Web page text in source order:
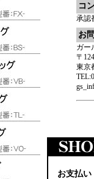
コ
承認
お
ガー
〒
東京
お支払い